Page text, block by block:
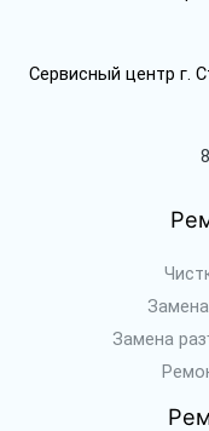
Сервисный центр г.
Замена